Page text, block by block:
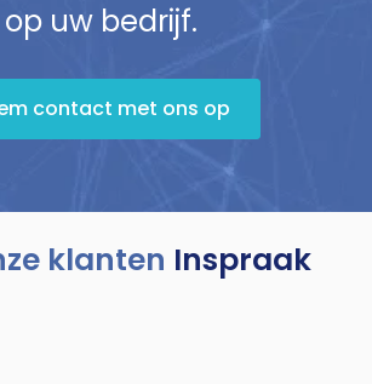
op uw bedrijf.
contact met ons op
klanten Inspraak